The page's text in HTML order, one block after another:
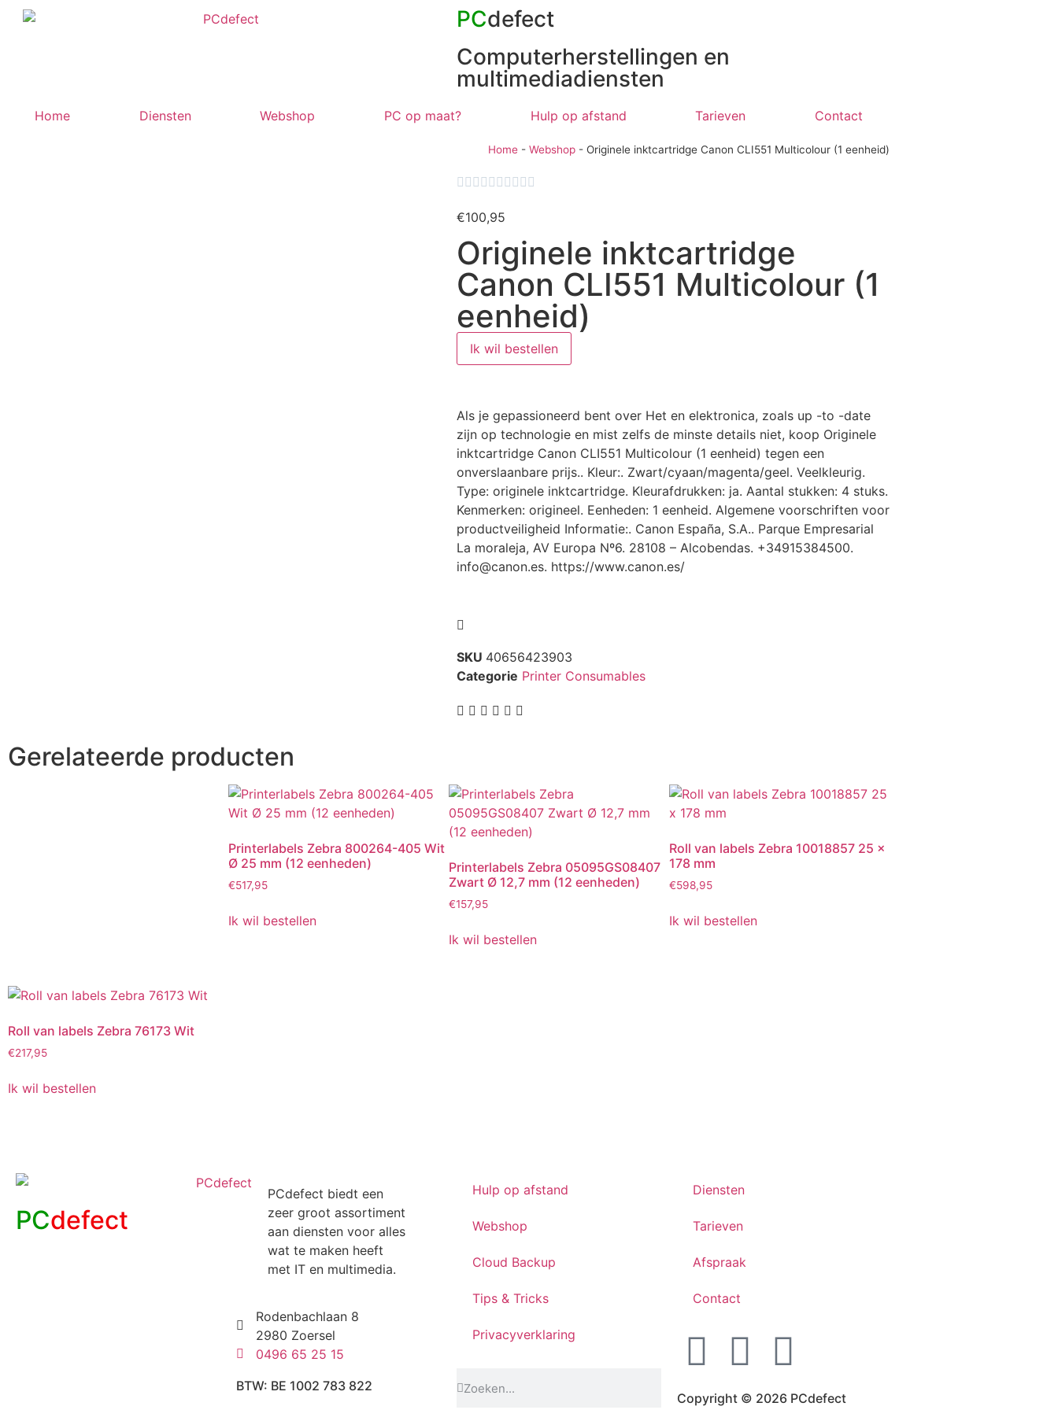
PCdefect
Computerherstellingen en
multimediadiensten
Home Diensten Webshop PC op maat? Hulp op afstand Tarieven Contact
Home - Webshop - Originele inktcartridge Canon CLI551 Multicolour (1 eenheid)
         
€100,95
Originele inktcartridge
Canon CLI551 Multicolour (1
eenheid)
Ik wil bestellen
Als je gepassioneerd bent over Het en elektronica, zoals up -to -date
zijn op technologie en mist zelfs de minste details niet, koop Originele
inktcartridge Canon CLI551 Multicolour (1 eenheid) tegen een
onverslaanbare prijs.. Kleur:. Zwart/cyaan/magenta/geel. Veelkleurig.
Type: originele inktcartridge. Kleurafdrukken: ja. Aantal stukken: 4 stuks.
Kenmerken: origineel. Eenheden: 1 eenheid. Algemene voorschriften voor
productveiligheid Informatie:. Canon España, S.A.. Parque Empresarial
La moraleja, AV Europa Nº6. 28108 – Alcobendas. +34915384500.
info@canon.es. https://www.canon.es/
SKU 40656423903
Categorie Printer Consumables
Gerelateerde producten
Printerlabels Zebra 800264-405 Wit
Ø 25 mm (12 eenheden)
€517,95
Ik wil bestellen
Printerlabels Zebra 05095GS08407
Zwart Ø 12,7 mm (12 eenheden)
€157,95
Ik wil bestellen
Roll van labels Zebra 10018857 25 x
178 mm
€598,95
Ik wil bestellen
Roll van labels Zebra 76173 Wit
€217,95
Ik wil bestellen
PCdefect
PCdefect biedt een
zeer groot assortiment
aan diensten voor alles
wat te maken heeft
met IT en multimedia.
Rodenbachlaan 8
2980 Zoersel
0496 65 25 15
BTW: BE 1002 783 822
Hulp op afstand
Webshop
Cloud Backup
Tips & Tricks
Privacyverklaring
Diensten
Tarieven
Afspraak
Contact
Copyright © 2026 PCdefect